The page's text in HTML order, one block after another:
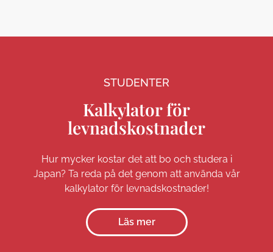
STUDENTER
Kalkylator för
levnadskostnader
Hur mycker kostar det att bo och studera i
Japan? Ta reda på det genom att använda vår
kalkylator för levnadskostnader!
Läs mer